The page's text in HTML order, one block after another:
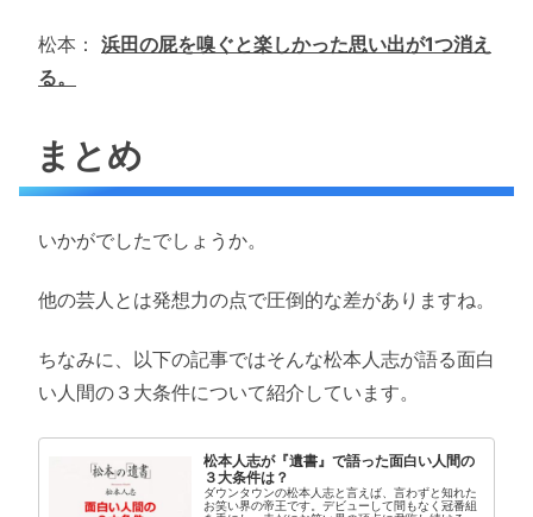
松本： 浜田の屁を嗅ぐと楽しかった思い出が1つ消え
る。
まとめ
いかがでしたでしょうか。
他の芸人とは発想力の点で圧倒的な差がありますね。
ちなみに、以下の記事ではそんな松本人志が語る面白
い人間の３大条件について紹介しています。
松本人志が『遺書』で語った面白い人間の
３大条件は？
ダウンタウンの松本人志と言えば、言わずと知れた
お笑い界の帝王です。デビューして間もなく冠番組